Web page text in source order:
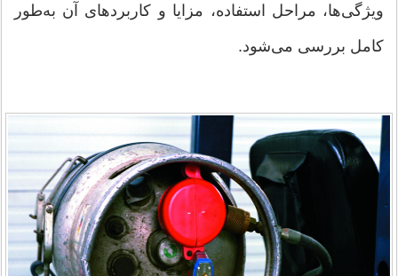
ویژگی‌ها، مراحل استفاده، مزایا و کاربردهای آن به‌طور
کامل بررسی می‌شود.